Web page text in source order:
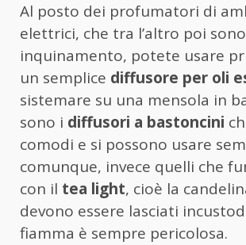
Al posto dei profumatori di
elettrici, che tra l’altro poi
inquinamento, potete usare
un semplice diffusore per oli
sistemare su una mensola in
sono i diffusori a bastoncini
comodi e si possono usare
comunque, invece quelli che
con il tea light, cioè la
devono essere lasciati
fiamma è sempre pericolosa.